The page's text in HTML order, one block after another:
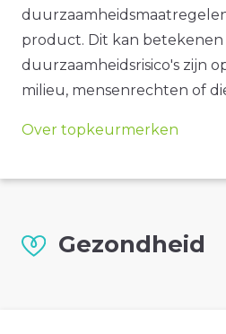
product. Dit kan
duurzaamheidsrisico's zijn
milieu, mensenrechten of
Over topkeurmerken
Gezondheid